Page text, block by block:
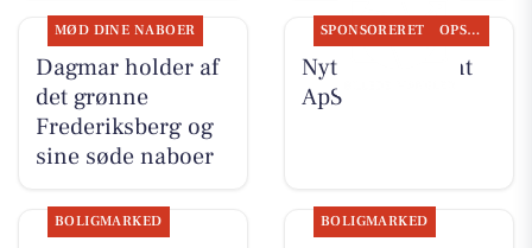
MØD DINE NABOER
Dagmar holder af
det grønne
Frederiksberg og
sine søde naboer
SPONSORERET OPSLAGSTAVLEN
Nyt fra Fairpaint
ApS
BOLIGMARKED BOLIGMARKED